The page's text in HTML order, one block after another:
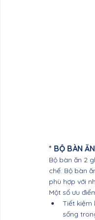
* BỘ BÀN
Bộ bàn ăn 2
chế. Bộ bàn
phù hợp với
Một số ưu
Tiết kiệm
sống